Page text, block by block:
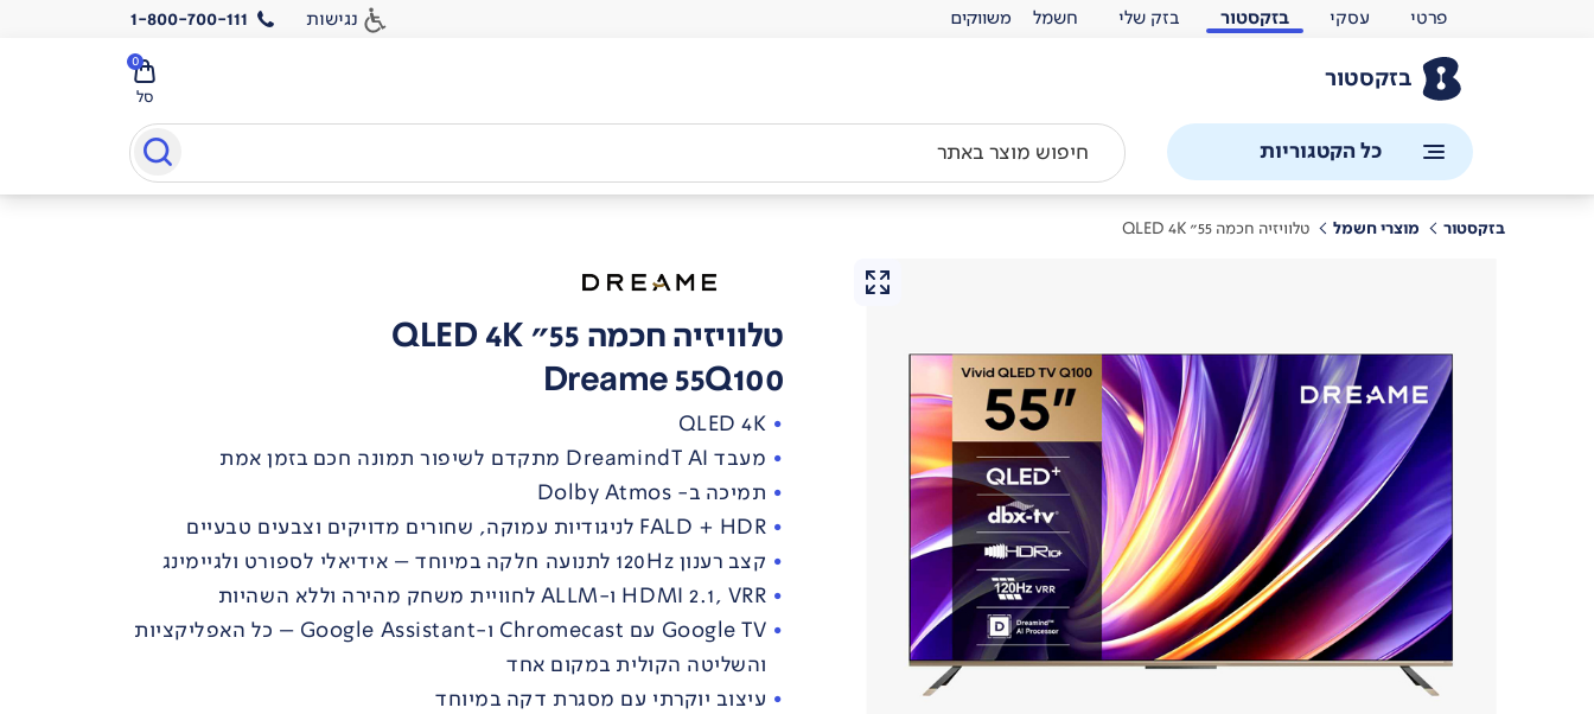
פרטי עסקי בזקסטור בזק שלי חשמל נגישות 1-800-700-111
בזקסטור
סל
0
כל הקטגוריות
בזקסטור מוצרי חשמל טלוויזיה חכמה 55" QLED 4K
טלוויזיה חכמה 55" QLED 4K
Dreame 55Q100
QLED 4K
מעבד DreamindT AI מתקדם לשיפור תמונה חכם בזמן אמת
תמיכה ב- Dolby Atmos
FALD + HDR לניגודיות עמוקה, שחורים מדויקים וצבעים טבעיים
קצב רענון 120Hz לתנועה חלקה במיוחד – אידיאלי לספורט ולגיימינג
HDMI 2.1, VRR ו-ALLM לחוויית משחק מהירה וללא השהיות
Google TV עם Chromecast ו-Google Assistant – כל האפליקציות
והשליטה הקולית במקום אחד
עיצוב יוקרתי עם מסגרת דקה במיוחד
משווקים